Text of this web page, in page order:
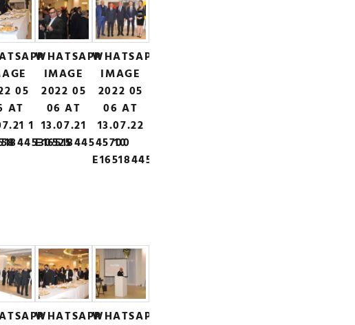
05
AT
1
WHATSAPP
IMAGE
2022 05
06 AT
13.07.21
E1651844545700
WHATSAPP
IMAGE
2022 05
06 AT
13.07.22
10
E1651844557458
WHATSAPPWHATSAPP